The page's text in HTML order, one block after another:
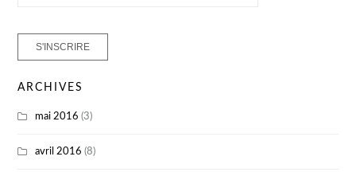
ARCHIVES
mai 2016 (3)
avril 2016 (8)